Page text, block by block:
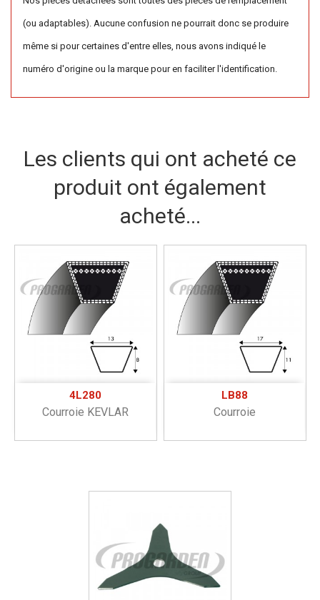
(ou adaptables). Aucune confusion ne pourrait donc se produire
même si pour certaines d'entre elles, nous avons indiqué le
numéro d'origine ou la marque pour en faciliter l'identification.
Les clients qui ont acheté ce
produit ont également
acheté...
4L280
Courroie KEVLAR
LB88
Courroie